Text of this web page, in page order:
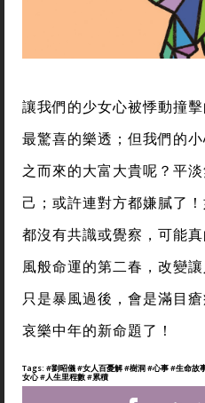
讓我們的少女心被悸動撞
最驚喜的樂透；但我們的
之而來的大富大貴呢？平
己；或許連對方都嫌膩了
都沒有共識或覺察，可能
風般命運的第二春，改變
只是暴風過後，會是滿目
哀樂中年的新命題了！
Tags: #劉昭儀#女人百憂解#樹洞#心事#生命故
女心#人生里程數#累積